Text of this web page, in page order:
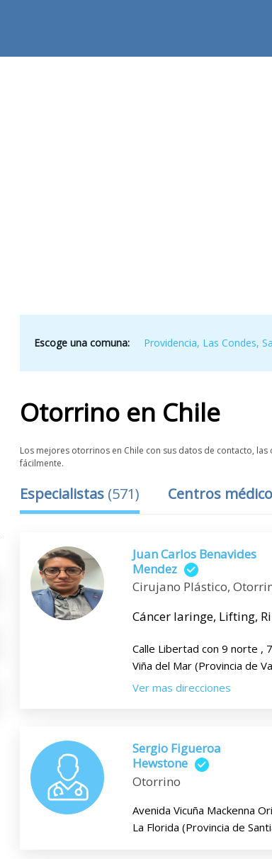
Escoge una comuna: Providencia, Las Condes,
Otorrino en Chile
Los mejores otorrinos en Chile con sus datos de contacto,
fácilmente.
Especialistas (571) Centros
Juan Carlos Benavides
Mendez
Cirujano Plástico,
Cáncer laringe, Lifting,
Calle Libertad con 9 norte ,
Viña del Mar (Provincia de
Ver mas direcciones
Sergio Figueroa
Hewstone
Otorrino
Avenida Vicuña Mackenna
La Florida (Provincia de